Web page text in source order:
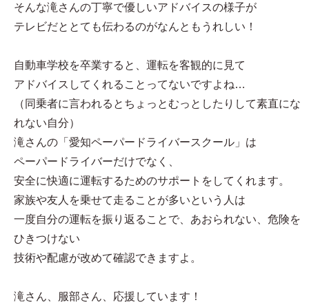
そんな滝さんの丁寧で優しいアドバイスの様子が
テレビだととても伝わるのがなんともうれしい！
自動車学校を卒業すると、運転を客観的に見て
アドバイスしてくれることってないですよね…
（同乗者に言われるとちょっとむっとしたりして素直にな
れない自分）
滝さんの「愛知ペーパードライバースクール」は
ペーパードライバーだけでなく、
安全に快適に運転するためのサポートをしてくれます。
家族や友人を乗せて走ることが多いという人は
一度自分の運転を振り返ることで、あおられない、危険を
ひきつけない
技術や配慮が改めて確認できますよ。
滝さん、服部さん、応援しています！